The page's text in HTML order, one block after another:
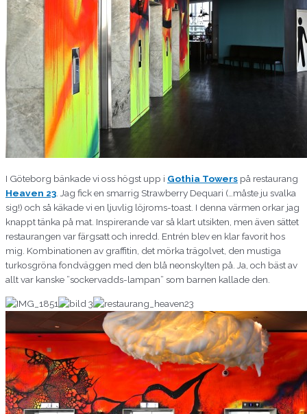
I Göteborg bänkade vi oss högst upp i Gothia Towers på restaurang
Heaven 23 . Jag fick en smarrig Strawberry Dequari (…måste ju svalka
sig!) och så käkade vi en ljuvlig löjroms-toast. I denna värmen orkar jag
knappt tänka på mat. Inspirerande var så klart utsikten, men även sättet
restaurangen var färgsatt och inredd. Entrén blev en klar favorit hos
mig. Kombinationen av graffitin, det mörka trägolvet, den mustiga
turkosgröna fondväggen med den blå neonskylten på. Ja, och bäst av
allt var kanske ”sockervadds-lampan” som barnen kallade den.